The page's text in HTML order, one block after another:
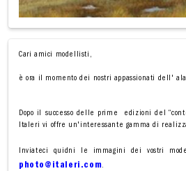
Cari amici modellisti,
è ora il momento dei nostri appassionati dell'
Dopo il successo delle prime edizioni del
Italeri vi offre un'interessante gamma di
Inviateci quidni le immagini dei vostri
photo@italeri.com.